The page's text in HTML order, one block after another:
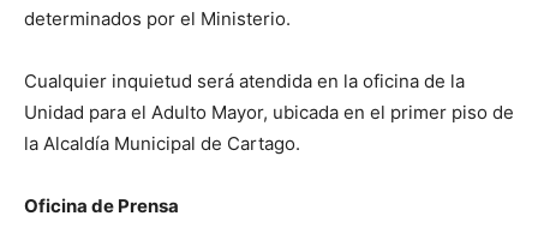
determinados por el Ministerio.
Cualquier inquietud será atendida en la oficina de la
Unidad para el Adulto Mayor, ubicada en el primer piso de
la Alcaldía Municipal de Cartago.
Oficina de Prensa